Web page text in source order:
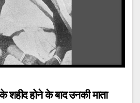
होने के बाद उनकी माता